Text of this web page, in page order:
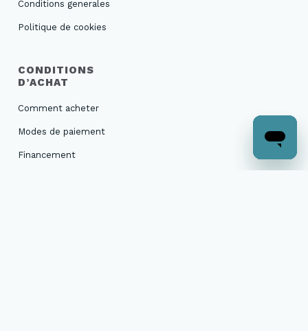
Conditions generales
Politique de cookies
CONDITIONS
D’ACHAT
Comment acheter
Modes de paiement
Financement